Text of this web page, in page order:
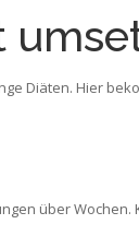
Diäten. Hier
über